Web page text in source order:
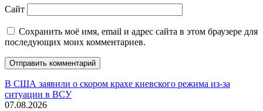
Сайт
Сохранить моё имя, email и адрес сайта в этом браузере для
последующих моих комментариев.
В США заявили о скором крахе киевского режима из-за
ситуации в ВСУ
07.08.2026